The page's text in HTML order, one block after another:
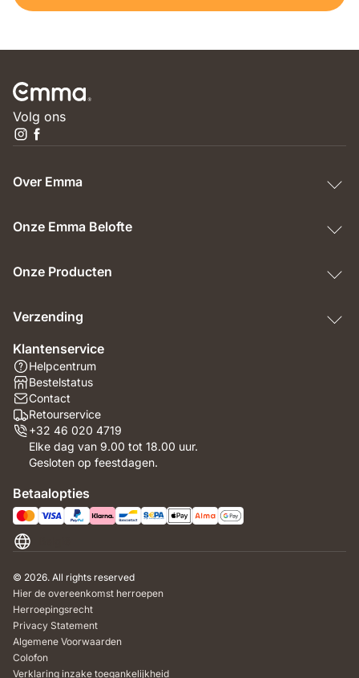
Volg ons
Over Emma
Onze Emma Belofte
Onze Producten
Verzending
Klantenservice
Helpcentrum
Bestelstatus
Contact
Retourservice
+32 46 020 4719
Elke dag van 9.00 tot 18.00 uur.
Gesloten op feestdagen.
Betaalopties
© 2026. All rights reserved
Hier de overeenkomst herroepen
Herroepingsrecht
Privacy Statement
Algemene Voorwaarden
Colofon
Verklaring inzake toegankelijkheid